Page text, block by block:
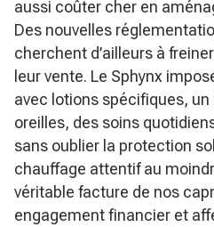
aussi coûter cher en
Des nouvelles
cherchent d’ailleurs à
leur vente. Le Sphynx
avec lotions spécifiques,
oreilles, des soins
sans oublier la protection
chauffage attentif au
véritable facture de nos
engagement financier et